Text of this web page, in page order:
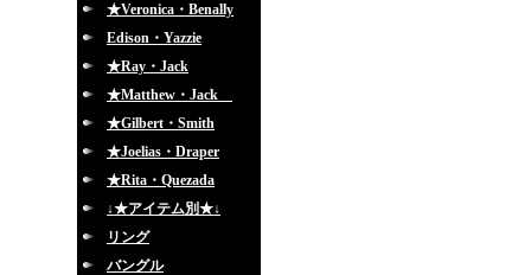
★Veronica・Benally
Edison・Yazzie
★Ray・Jack
★Matthew・Jack
★Gilbert・Smith
★Joelias・Draper
★Rita・Quezada
↓★アイテム別★↓
リング
バングル